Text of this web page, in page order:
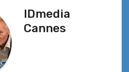
IDmedia
Cannes